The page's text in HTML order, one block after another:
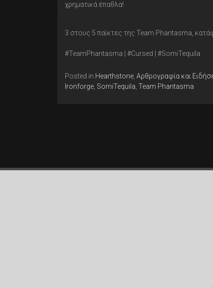
χρηματικά έπαθλα!
3 στους 5 παίκτες της Team Phantasma,
#TeamPhantasma | #Cursed | #SomiTequila
Posted in Hearthstone Αρθρογραφία και
Ironforge SomiTequila Team Phantasma